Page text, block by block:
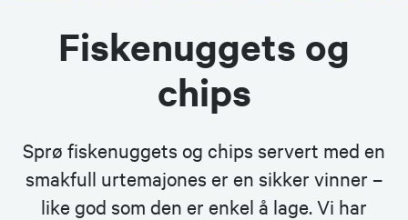
Fiskenuggets og
chips
Sprø fiskenuggets og chips servert med en
smakfull urtemajones er en sikker vinner –
like god som den er enkel å lage. Vi har